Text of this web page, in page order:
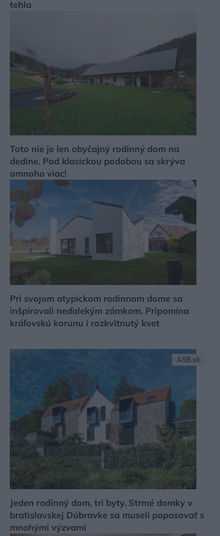
tehla
Toto nie je len obyčajný rodinný dom na
dedine. Pod klasickou podobou sa skrýva
omnoho viac!
Pri svojom atypickom rodinnom dome sa
inšpirovali neďalekým zámkom. Pripomína
kráľovskú korunu i rozkvitnutý kvet
ASB.sk
Jeden rodinný dom, tri byty. Strmé domky v
bratislavskej Dúbravke sa museli popasovať s
mnohými výzvami